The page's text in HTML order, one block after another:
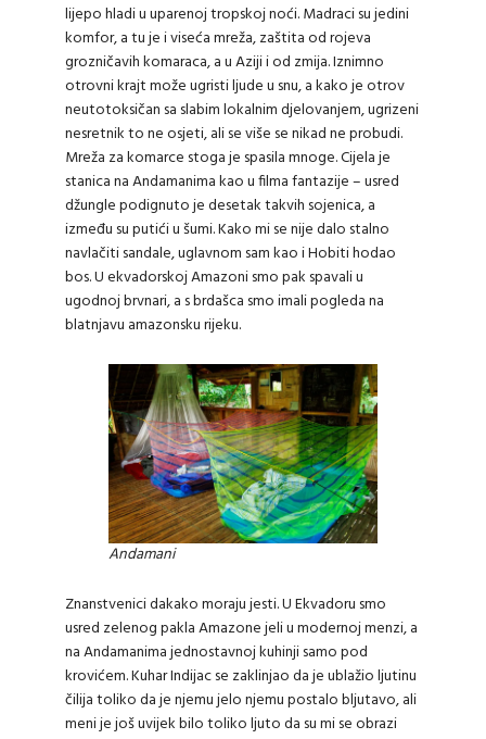
lijepo hladi u uparenoj tropskoj noći. Madraci su jedini
komfor, a tu je i viseća mreža, zaštita od rojeva
grozničavih komaraca, a u Aziji i od zmija. Iznimno
otrovni krajt može ugristi ljude u snu, a kako je otrov
neutotoksičan sa slabim lokalnim djelovanjem, ugrizeni
nesretnik to ne osjeti, ali se više se nikad ne probudi.
Mreža za komarce stoga je spasila mnoge. Cijela je
stanica na Andamanima kao u filma fantazije – usred
džungle podignuto je desetak takvih sojenica, a
između su putići u šumi. Kako mi se nije dalo stalno
navlačiti sandale, uglavnom sam kao i Hobiti hodao
bos. U ekvadorskoj Amazoni smo pak spavali u
ugodnoj brvnari, a s brdašca smo imali pogleda na
blatnjavu amazonsku rijeku.
Andamani
Znanstvenici dakako moraju jesti. U Ekvadoru smo
usred zelenog pakla Amazone jeli u modernoj menzi, a
na Andamanima jednostavnoj kuhinji samo pod
krovićem. Kuhar Indijac se zaklinjao da je ublažio ljutinu
čilija toliko da je njemu jelo njemu postalo bljutavo, ali
meni je još uvijek bilo toliko ljuto da su mi se obrazi